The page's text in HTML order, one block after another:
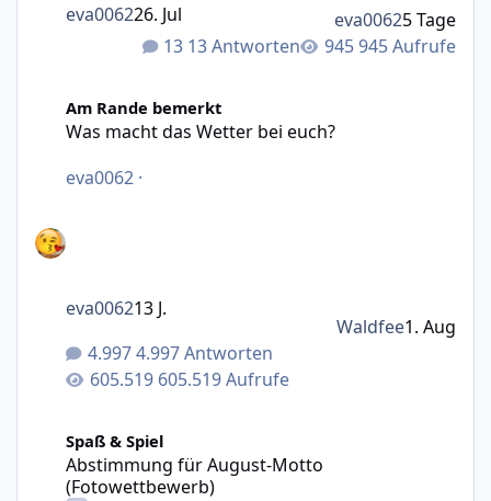
13 Antworten 945 Aufrufe
eva006226. Jul eva00625 Tage
Am Rande bemerkt
Was macht das Wetter bei euch?
eva0062 ·
4.997 Antworten
605.519 Aufrufe
eva006213 J.
Waldfee1. Aug
Spaß & Spiel
Abstimmung für August-Motto
(Fotowettbewerb)